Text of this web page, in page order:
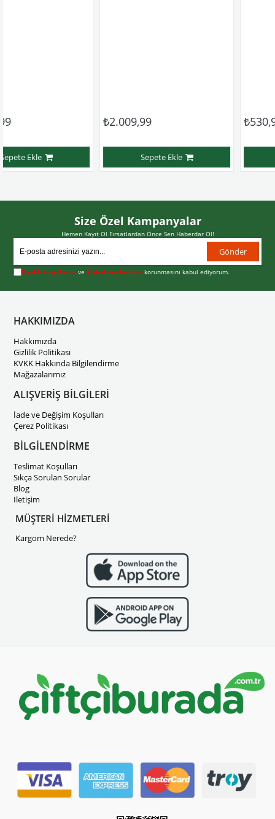
₺2.009,99
Size Özel Kampanyalar
Hemen Kayıt Ol Fırsatlardan Önce Sen Haberdar Ol!
Gönder
Üyelik koşullarını vekişisel verilerimin korunmasını kabul ediyorum.
HAKKIMIZDA
Hakkımızda
Gizlilik Politikası
KVKK Hakkında Bilgilendirme
Mağazalarımız
ALIŞVERİŞ BİLGİLERİ
İade ve Değişim Koşulları
Çerez Politikası
BİLGİLENDİRME
Teslimat Koşulları
Sıkça Sorulan Sorular
Blog
İletişim
MÜŞTERİ HİZMETLERİ
Kargom Nerede?